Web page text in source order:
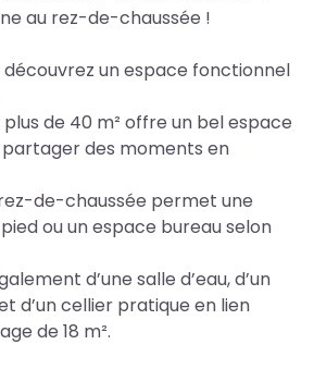
au rez-de-chaussée !
découvrez un espace fonctionnel
plus de 40 m² offre un bel espace
des moments en
de-chaussée permet une
ou un espace bureau selon
d’une salle d’eau, d’un
d’un cellier pratique en lien
de 18 m².